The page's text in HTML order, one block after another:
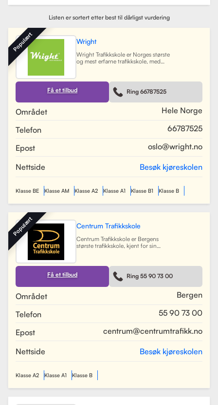
Listen er sortert etter best til dårligst vurdering
Wright
Wright Trafikkskole er Norges største
og mest erfarne trafikkskole, med
Trøndelag. Siden oppstarten har
skolen hatt som mål å tilby
profesjonell og engasjert
trafikopplæring for både
kjøretimer med all nødvendig
moderne digitale systemer for å
gjøre det enkelt for elever å booke
sine trafikklærere.
Les mer
Få et tilbud Ring 66787525
Området
Hele Norge
Telefon
66787525
Epost
oslo@wright.no
Nettside Besøk kjøreskolen
Populært
Klasse BE Klasse AM Klasse A2 Klasse A1 Klasse B1 Klasse B
Centrum Trafikkskole
Centrum Trafikkskole er Bergens
største trafikkskole, kjent for sin
for førerkort i alle klasser, og har et
team av 30 dyktige kjørelærere som
gir undervisning i et trygt og vennlig
miljø. Med lokaler i Bergen sentrum,
elevene best mulig til oppkjøring.
Gjennom en kombinasjon av teori
gjøre prosessen med å ta førerkort
både enkel og trygg for alle elever.
Få et tilbud Ring 55 90 73 00
Området
Bergen
Telefon
55 90 73 00
Epost
centrum@centrumtrafikk.no
Nettside Besøk kjøreskolen
Populært
Klasse A2 Klasse A1 Klasse B